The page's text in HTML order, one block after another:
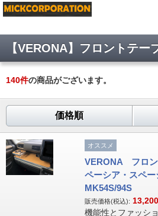
140件の商品がございます。
価格順
オススメ
VERONA フロ
ペーシア・スペ
MK54S/94S
販売価格(税込): 13,200
機能性とファッシ